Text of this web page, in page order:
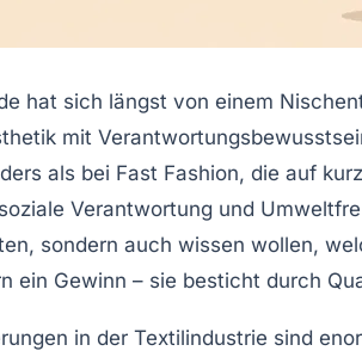
hat sich längst von einem
mit
als bei Fast Fashion, die auf
Verantwortung und
sondern auch wissen wollen,
ein Gewinn – sie besticht durch
in der Textilindustrie sind